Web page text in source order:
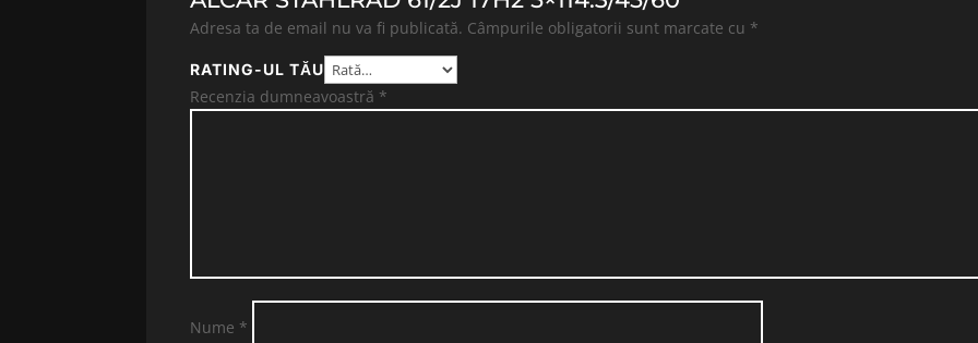
Adresa ta de email nu va fi publicată. Câmpurile obligatorii sunt marcate cu *
RATING-UL TĂU
Recenzia dumneavoastră *
Nume *